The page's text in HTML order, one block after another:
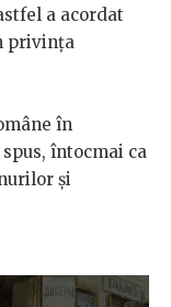
a acordat
privința
în
întocmai ca
și